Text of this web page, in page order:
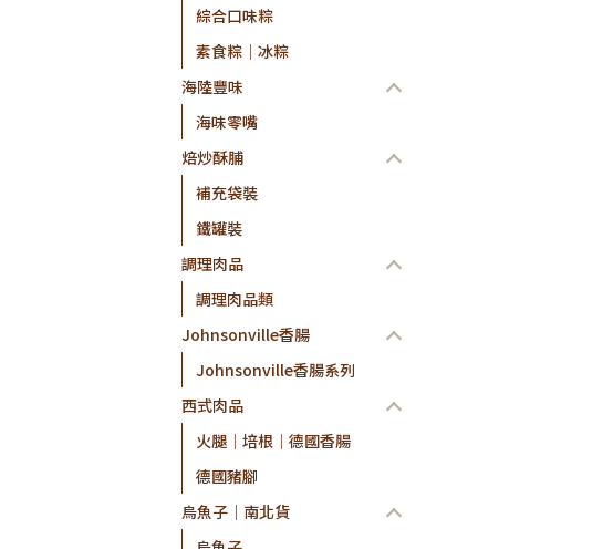
綜合口味粽
素食粽│冰粽
海陸豐味
海味零嘴
焙炒酥脯
補充袋裝
鐵罐裝
調理肉品
調理肉品類
Johnsonville香腸
Johnsonville香腸系列
西式肉品
火腿│培根│德國香腸
德國豬腳
烏魚子│南北貨